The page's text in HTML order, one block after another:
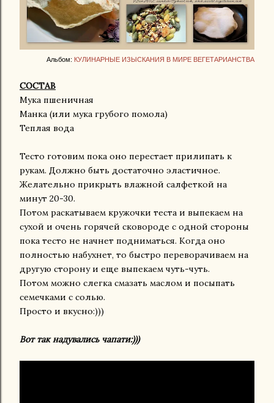
Альбом: КУЛИНАРНЫЕ ИЗЫСКАНИЯ В МИРЕ ВЕГЕТАРИАНСТВА
СОСТАВ
Мука пшеничная
Манка (или мука грубого помола)
Теплая вода
Тесто готовим пока оно перестает прилипать к
рукам. Должно быть достаточно эластичное.
Желательно прикрыть влажной салфеткой на
минут 20-30.
Потом раскатываем кружочки теста и выпекаем на
сухой и очень горячей сковороде с одной стороны
пока тесто не начнет подниматься. Когда оно
полностью набухнет, то быстро переворачиваем на
другую сторону и еще выпекаем чуть-чуть.
Потом можно слегка смазать маслом и посыпать
семечками с солью.
Просто и вкусно:)))
Вот так надувались чапати:)))